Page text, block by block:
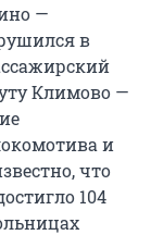
—
в
Климово —
и
что
104